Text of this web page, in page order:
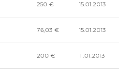
250 € 15.01.2013
76,03 € 15.01.2013
200 € 11.01.2013